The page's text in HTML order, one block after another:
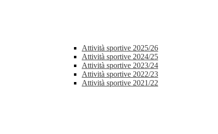
Attività sportive 2025/26
Attività sportive 2024/25
Attività sportive 2023/24
Attività sportive 2022/23
Attività sportive 2021/22